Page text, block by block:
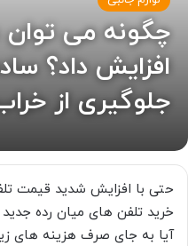
چگونه می توان
افزایش داد؟
جلوگیری از
حتی با افزایش شدید قیمت
خرید تلفن های میان رده جدید
آیا به جای صرف هزینه های